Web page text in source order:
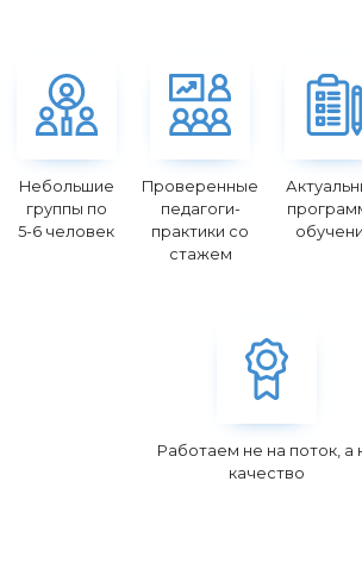
Небольшие
группы по
5-6 человек
Проверенные
педагоги-
практики со
стажем
Работаем не на поток, а
качество